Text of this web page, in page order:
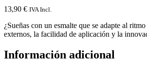
13,90 € IVA Incl.
¿Sueñas con un esmalte que se adapte al
externos, la facilidad de aplicación y la
Información adicional